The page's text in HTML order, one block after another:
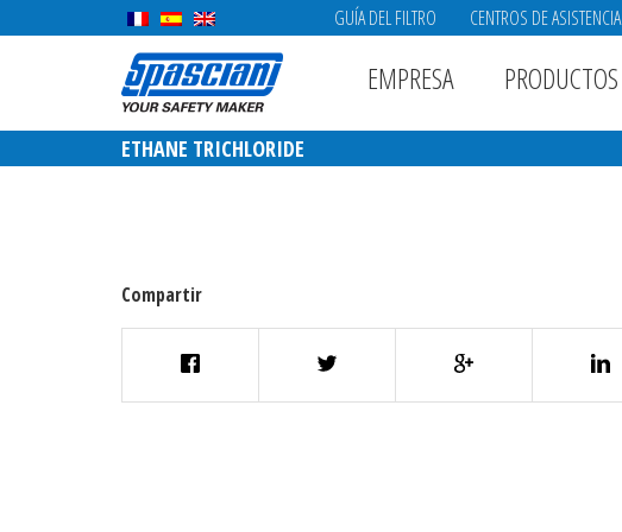
GUÍA DEL FILTRO CENTROS DE ASISTENCIA
EMPRESA PRODUCTOS
ETHANE TRICHLORIDE
Compartir